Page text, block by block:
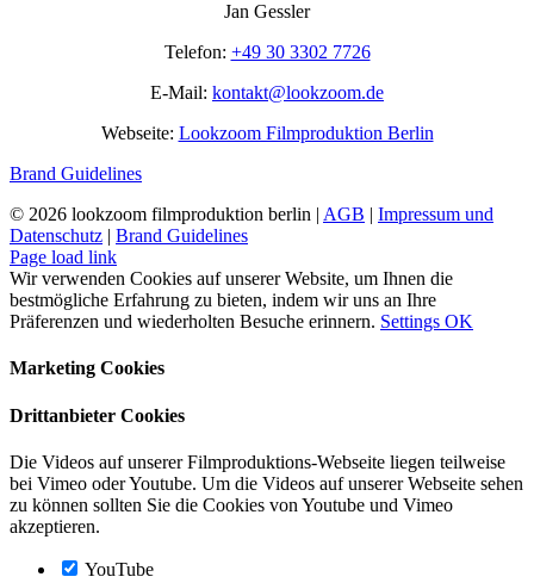
Jan Gessler
Telefon: +49 30 3302 7726
E-Mail: kontakt@lookzoom.de
Webseite: Lookzoom Filmproduktion Berlin
Brand Guidelines
© 2026 lookzoom filmproduktion berlin | AGB | Impressum und
Datenschutz | Brand Guidelines
Facebook
Vimeo
YouTube
Instagram
Page load link
Wir verwenden Cookies auf unserer Website, um Ihnen die
bestmögliche Erfahrung zu bieten, indem wir uns an Ihre
Präferenzen und wiederholten Besuche erinnern. Settings OK
Marketing Cookies
Drittanbieter Cookies
Die Videos auf unserer Filmproduktions-Webseite liegen teilweise
bei Vimeo oder Youtube. Um die Videos auf unserer Webseite sehen
zu können sollten Sie die Cookies von Youtube und Vimeo
akzeptieren.
YouTube